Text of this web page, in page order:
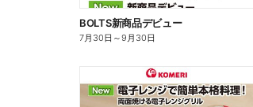
BOLTS新商品デビュー
7月30日 ～9月30日